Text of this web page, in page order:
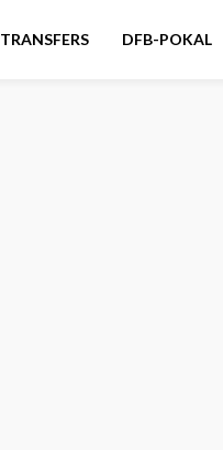
TRANSFERS DFB-POKAL